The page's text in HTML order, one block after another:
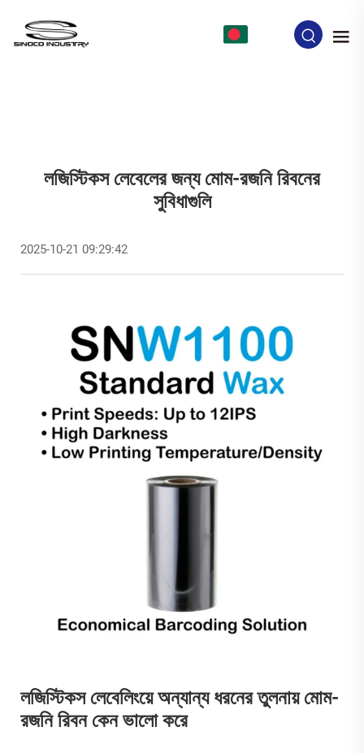
লজিস্টিকস লেবেলের জন্য মোম-রজনি রিবনের
সুবিধাগুলি
2025-10-21 09:29:42
লজিস্টিকস লেবেলিংয়ে অন্যান্য ধরনের তুলনায় মোম-
রজনি রিবন কেন ভালো করে